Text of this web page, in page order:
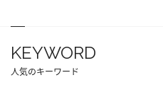
KEYWORD
人気のキーワード